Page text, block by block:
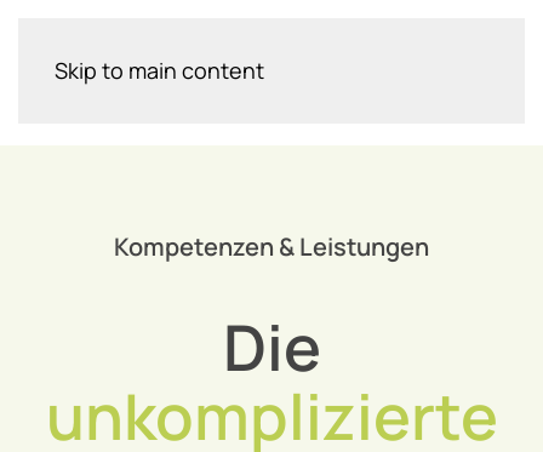
Skip to main content
Kompetenzen & Leistungen
Die
unkomplizierte